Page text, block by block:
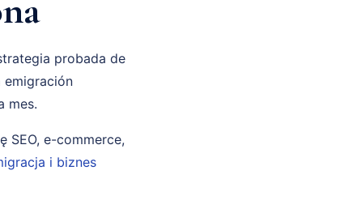
probada de
emigración
mes.
SEO, e-commerce,
i biznes